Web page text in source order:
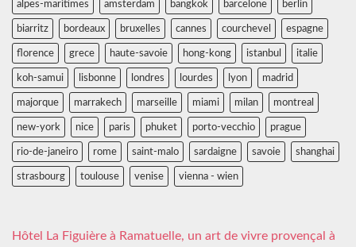
alpes-maritimes amsterdam bangkok barcelone berlin
biarritz bordeaux bruxelles cannes courchevel espagne
florence grece haute-savoie hong-kong istanbul italie
koh-samui lisbonne londres lourdes lyon madrid
majorque marrakech marseille miami milan montreal
new-york nice paris phuket porto-vecchio prague
rio-de-janeiro rome saint-malo sardaigne savoie shanghai
strasbourg toulouse venise vienna - wien
Hôtel La Figuière à Ramatuelle, un art de vivre provençal à